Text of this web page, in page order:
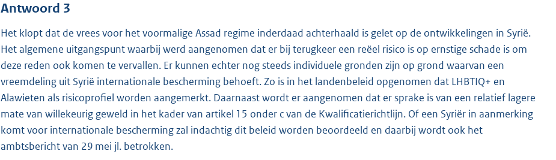
Antwoord 3
Het klopt dat de vrees voor het voormalige Assad regime inderdaad achterhaald is gelet op de ontwikkelingen in Syrië.
Het algemene uitgangspunt waarbij werd aangenomen dat er bij terugkeer een reëel risico is op ernstige schade is om
deze reden ook komen te vervallen. Er kunnen echter nog steeds individuele gronden zijn op grond waarvan een
vreemdeling uit Syrië internationale bescherming behoeft. Zo is in het landenbeleid opgenomen dat LHBTIQ+ en
Alawieten als risicoprofiel worden aangemerkt. Daarnaast wordt er aangenomen dat er sprake is van een relatief lagere
mate van willekeurig geweld in het kader van artikel 15 onder c van de Kwalificatierichtlijn. Of een Syriër in aanmerking
komt voor internationale bescherming zal indachtig dit beleid worden beoordeeld en daarbij wordt ook het
ambtsbericht van 29 mei jl. betrokken.